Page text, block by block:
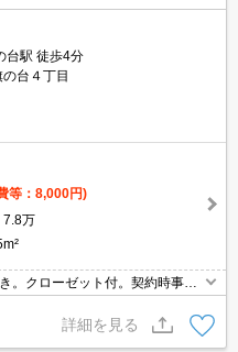
台駅 徒歩4分
台４丁目
等：8,000円)
7.8万
。クローゼット付。契約時事務
違約金1ヶ月分発生。退去時、
負担願います。
詳細を見る